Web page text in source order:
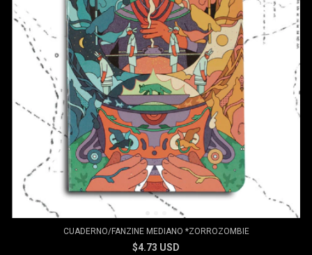
CUADERNO/FANZINE MEDIANO *ZORROZOMBIE
$4.73 USD